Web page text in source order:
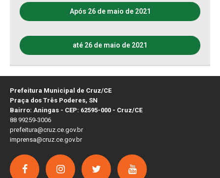
Após 26 de maio de 2021
até 26 de maio de 2021
Prefeitura Municipal de Cruz/CE
Praça dos Três Poderes, SN
Bairro: Aningas - CEP: 62595-000 - Cruz/CE
88 99259-3006
prefeitura@cruz.ce.gov.br
imprensa@cruz.ce.gov.br